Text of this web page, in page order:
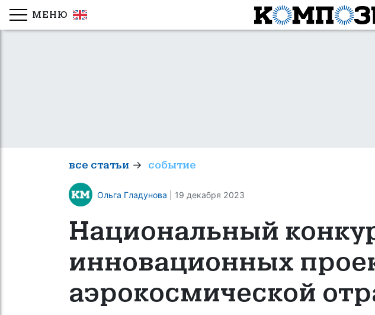
МЕНЮ
все статьи → событие
Ольга Гладунова | 19 декабря 2023
Национальный
инновационных
аэрокосмической